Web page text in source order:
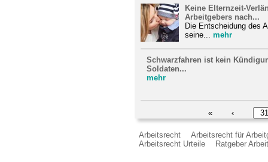
Keine Elternzeit-
Arbeitgebers nach...
Die Entscheidung des
seine... mehr
Schwarzfahren ist kein
Soldaten...
mehr
« ‹
Arbeitsrecht
Arbeitsrecht für
Arbeitsrecht Urteile
Ratgeber